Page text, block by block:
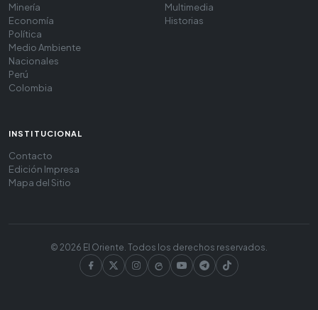
Minería
Economía
Política
Medio Ambiente
Nacionales
Perú
Colombia
Multimedia
Historias
INSTITUCIONAL
Contacto
Edición Impresa
Mapa del Sitio
© 2026 El Oriente. Todos los derechos reservados.